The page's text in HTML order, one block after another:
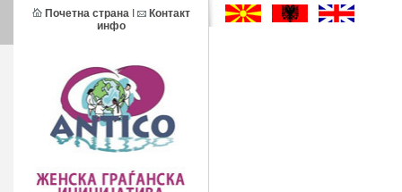
Почетна страна
Контакт
инфо